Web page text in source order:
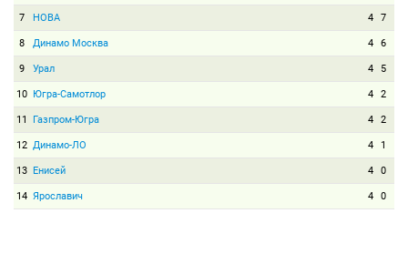
7 НОВА 4 7
8 Динамо Москва 4 6
9 Урал 4 5
10 Югра-Самотлор 4 2
11 Газпром-Югра 4 2
12 Динамо-ЛО 4 1
13 Енисей 4 0
14 Ярославич 4 0